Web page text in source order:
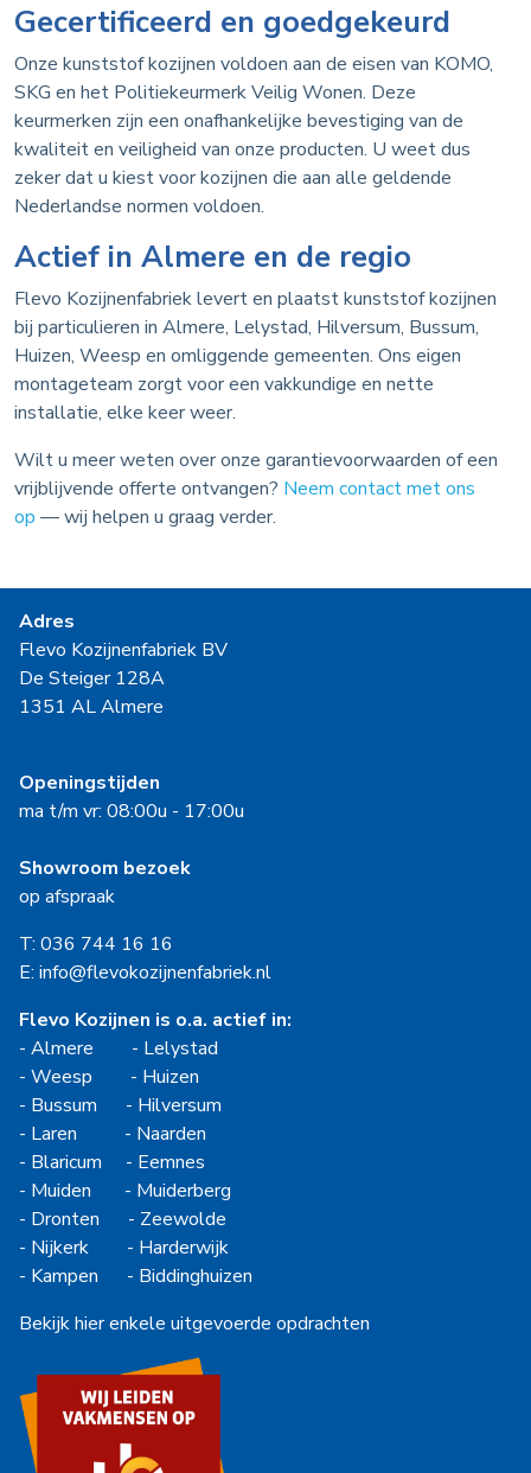
Gecertificeerd en goedgekeurd
Onze kunststof kozijnen voldoen aan de eisen van KOMO,
SKG en het Politiekeurmerk Veilig Wonen. Deze
keurmerken zijn een onafhankelijke bevestiging van de
kwaliteit en veiligheid van onze producten. U weet dus
zeker dat u kiest voor kozijnen die aan alle geldende
Nederlandse normen voldoen.
Actief in Almere en de regio
Flevo Kozijnenfabriek levert en plaatst kunststof kozijnen
bij particulieren in Almere, Lelystad, Hilversum, Bussum,
Huizen, Weesp en omliggende gemeenten. Ons eigen
montageteam zorgt voor een vakkundige en nette
installatie, elke keer weer.
Wilt u meer weten over onze garantievoorwaarden of een
vrijblijvende offerte ontvangen? Neem contact met ons
op — wij helpen u graag verder.
Adres
Flevo Kozijnenfabriek BV
De Steiger 128A
1351 AL Almere
Openingstijden
ma t/m vr: 08:00u - 17:00u
Showroom bezoek
op afspraak
T: 036 744 16 16
E: info@flevokozijnenfabriek.nl
Flevo Kozijnen is o.a. actief in:
- Almere - Lelystad
- Weesp - Huizen
- Bussum - Hilversum
- Laren - Naarden
- Blaricum - Eemnes
- Muiden - Muiderberg
- Dronten - Zeewolde
- Nijkerk - Harderwijk
- Kampen - Biddinghuizen
Bekijk hier enkele uitgevoerde opdrachten